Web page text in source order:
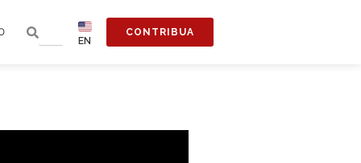
EN
CONTRIBUA